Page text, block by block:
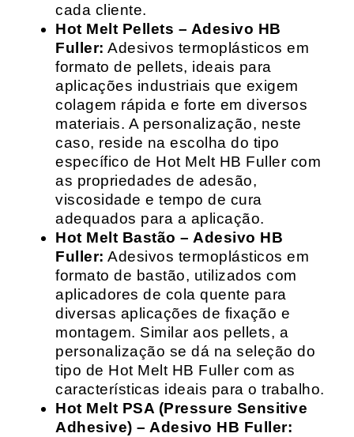
cada cliente.
Hot Melt Pellets – Adesivo HB
Fuller: Adesivos termoplásticos em
formato de pellets, ideais para
aplicações industriais que exigem
colagem rápida e forte em diversos
materiais. A personalização, neste
caso, reside na escolha do tipo
específico de Hot Melt HB Fuller com
as propriedades de adesão,
viscosidade e tempo de cura
adequados para a aplicação.
Hot Melt Bastão – Adesivo HB
Fuller: Adesivos termoplásticos em
formato de bastão, utilizados com
aplicadores de cola quente para
diversas aplicações de fixação e
montagem. Similar aos pellets, a
personalização se dá na seleção do
tipo de Hot Melt HB Fuller com as
características ideais para o trabalho.
Hot Melt PSA (Pressure Sensitive
Adhesive) – Adesivo HB Fuller: